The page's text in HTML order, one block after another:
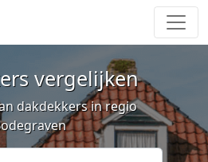
vergelijken
dakdekkers in regio